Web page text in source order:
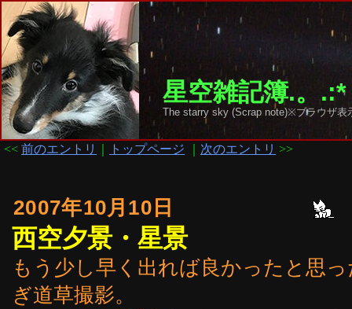
星空雑記簿.。
The starry sky (Scrap note)※ブラウザ
<< 前のエントリ トップページ 次のエントリ >>
2007年10月10日
西空夕景・星景
もう少し早く出れば良かったと思
ぎ道草撮影。